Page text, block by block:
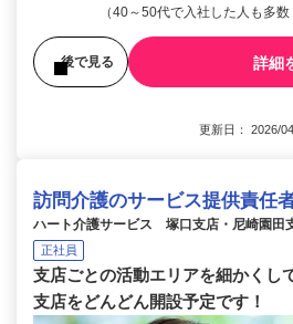
（40～50代で入社した人も多
後で見る 詳細
更新日： 2026/
訪問介護のサービス提供責任
ハート介護サービス 塚口支店・尼崎園田
正社員
支店ごとの活動エリアを細かくし
支店をどんどん開設予定です！